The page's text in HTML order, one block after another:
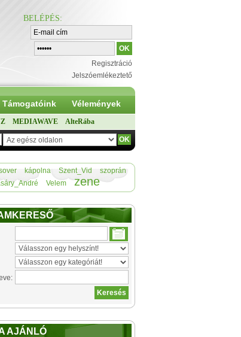
BELÉPÉS:
Regisztráció
Jelszóemlékeztető
Támogatóink Vélemények
MEDIAWAVE AlteRába
kápolna Szent_Vid
szoprán
Velem zene
AJÁNLÓ